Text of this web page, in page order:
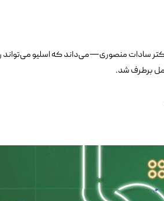
سادات منصوری—می‌داند که اسلیو
برطرف شد.